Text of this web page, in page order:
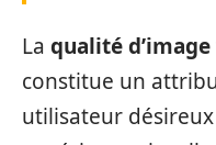
La qualité
constitue un
utilisateur